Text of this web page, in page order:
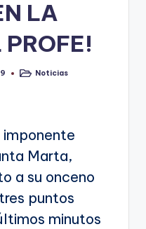
LA
Publicado
Noticias
Marta,
a su onceno
puntos
minutos